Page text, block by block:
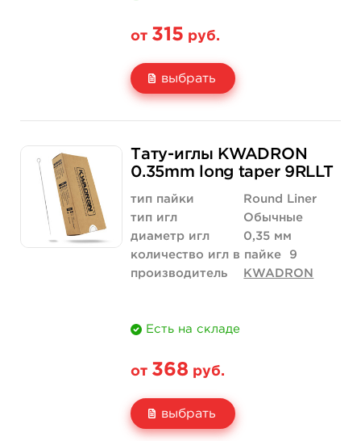
от 315 руб.
выбрать
Цена
Количество
315 руб.
купить
630 руб.
купить
Тату-иглы KWADRON
0.35mm long taper 9RLLT
тип пайки
Round Liner
тип игл
Обычные
диаметр игл
0,35 мм
количество игл в пайке
9
производитель
KWADRON
Есть на складе
от 368 руб.
выбрать